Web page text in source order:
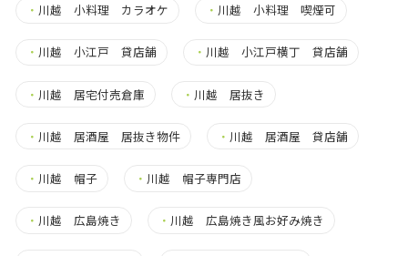
・ 川越 小料理 カラオケ ・ 川越 小料理 喫煙可
・ 川越 小江戸 貸店舗 ・ 川越 小江戸横丁 貸店舗
・ 川越 居宅付売倉庫 ・ 川越 居抜き
・ 川越 居酒屋 居抜き物件 ・ 川越 居酒屋 貸店舗
・ 川越 帽子 ・ 川越 帽子専門店
・ 川越 広島焼き ・ 川越 広島焼き風お好み焼き